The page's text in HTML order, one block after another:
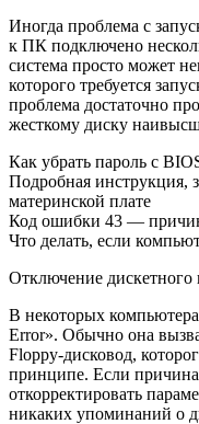
Иногда проблема с
к ПК подключено
система просто может
которого требуется
проблема достаточно
жесткому диску
Как убрать пароль с
Подробная инструкция,
материнской плате
Код ошибки 43 —
Что делать, если
Отключение дискетного
В некоторых
Error». Обычно она
Floppy-дисковод,
принципе. Если причина
откорректировать
никаких упоминаний о